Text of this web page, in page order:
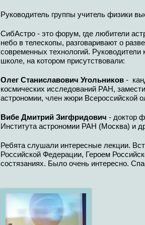
Руководитель группы учитель физики
СибАстро - это форум, где любители
небо в телескопы, разговаривают о
современных технологий.
школе, на котором присутствовали:
Олег Станиславович Угольников -
космических исследований РАН,
астрономии, член жюри Всероссийской
Вибе Дмитрий Зигфридович - доктор
Института астрономии РАН (Москва) и
Ребята слушали интересные лекции.
Российской Федерации, Героем
состязаниях. Было очень интересно.